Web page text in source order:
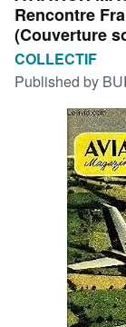
Advanced Search
Browse Collections
Art & Collectibles
Textbooks
Start Selling
Rencontre
(Couverture
COLLECTIF
Published by